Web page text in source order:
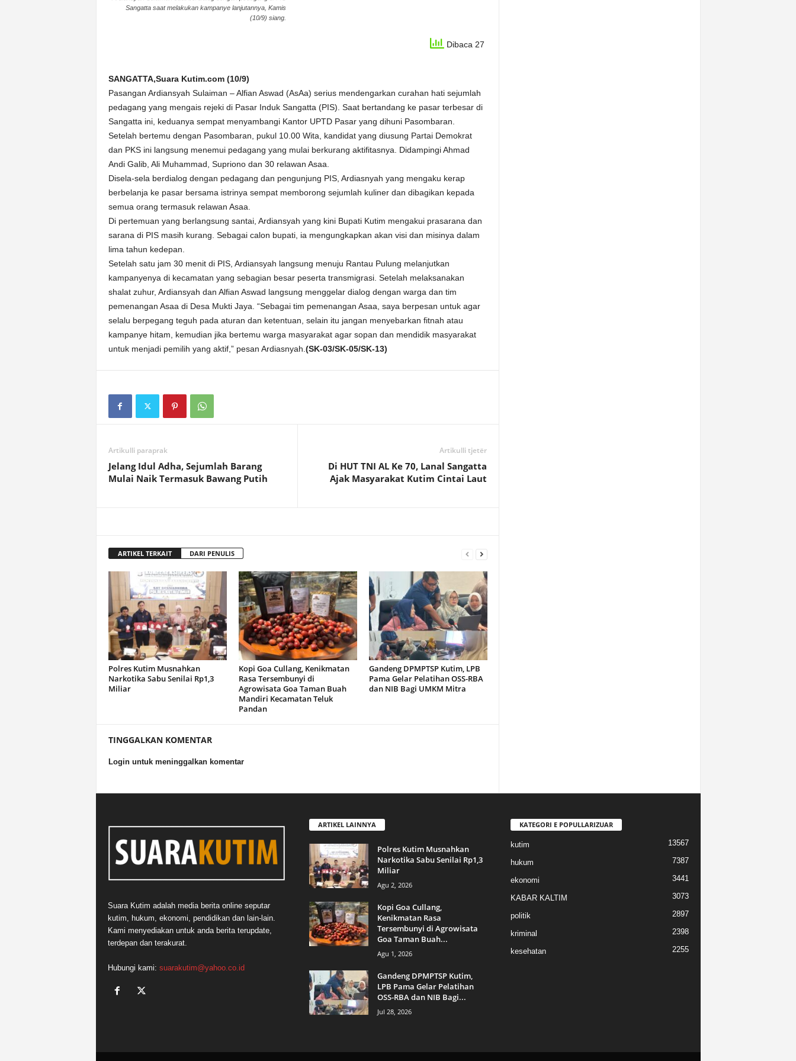
Sangatta saat melakukan kampanye lanjutannya, Kamis
(10/9) siang.
Dibaca 27
SANGATTA,Suara Kutim.com (10/9)
Pasangan Ardiansyah Sulaiman – Alfian Aswad (AsAa) serius mendengarkan curahan hati sejumlah
pedagang yang mengais rejeki di Pasar Induk Sangatta (PIS). Saat bertandang ke pasar terbesar di
Sangatta ini, keduanya sempat menyambangi Kantor UPTD Pasar yang dihuni Pasombaran.
Setelah bertemu dengan Pasombaran, pukul 10.00 Wita, kandidat yang diusung Partai Demokrat
dan PKS ini langsung menemui pedagang yang mulai berkurang aktifitasnya. Didampingi Ahmad
Andi Galib, Ali Muhammad, Supriono dan 30 relawan Asaa.
Disela-sela berdialog dengan pedagang dan pengunjung PIS, Ardiasnyah yang mengaku kerap
berbelanja ke pasar bersama istrinya sempat memborong sejumlah kuliner dan dibagikan kepada
semua orang termasuk relawan Asaa.
Di pertemuan yang berlangsung santai, Ardiansyah yang kini Bupati Kutim mengakui prasarana dan
sarana di PIS masih kurang. Sebagai calon bupati, ia mengungkapkan akan visi dan misinya dalam
lima tahun kedepan.
Setelah satu jam 30 menit di PIS, Ardiansyah langsung menuju Rantau Pulung melanjutkan
kampanyenya di kecamatan yang sebagian besar peserta transmigrasi. Setelah melaksanakan
shalat zuhur, Ardiansyah dan Alfian Aswad langsung menggelar dialog dengan warga dan tim
pemenangan Asaa di Desa Mukti Jaya. “Sebagai tim pemenangan Asaa, saya berpesan untuk agar
selalu berpegang teguh pada aturan dan ketentuan, selain itu jangan menyebarkan fitnah atau
kampanye hitam, kemudian jika bertemu warga masyarakat agar sopan dan mendidik masyarakat
untuk menjadi pemilih yang aktif,” pesan Ardiasnyah. (SK-03/SK-05/SK-13)
Artikulli paraprak
Jelang Idul Adha, Sejumlah Barang
Mulai Naik Termasuk Bawang Putih
Artikulli tjetër
Di HUT TNI AL Ke 70, Lanal Sangatta
Ajak Masyarakat Kutim Cintai Laut
ARTIKEL TERKAIT DARI PENULIS
Polres Kutim Musnahkan
Narkotika Sabu Senilai Rp1,3
Miliar
Kopi Goa Cullang, Kenikmatan
Rasa Tersembunyi di
Agrowisata Goa Taman Buah
Mandiri Kecamatan Teluk
Pandan
Gandeng DPMPTSP Kutim, LPB
Pama Gelar Pelatihan OSS-RBA
dan NIB Bagi UMKM Mitra
TINGGALKAN KOMENTAR
Login untuk meninggalkan komentar
Suara Kutim adalah media berita online seputar
kutim, hukum, ekonomi, pendidikan dan lain-lain.
Kami menyediakan untuk anda berita terupdate,
terdepan dan terakurat.
Hubungi kami: suarakutim@yahoo.co.id
ARTIKEL LAINNYA
Polres Kutim Musnahkan
Narkotika Sabu Senilai Rp1,3
Miliar
Agu 2, 2026
Kopi Goa Cullang,
Kenikmatan Rasa
Tersembunyi di Agrowisata
Goa Taman Buah...
Agu 1, 2026
Gandeng DPMPTSP Kutim,
LPB Pama Gelar Pelatihan
OSS-RBA dan NIB Bagi...
Jul 28, 2026
KATEGORI E POPULLARIZUAR
kutim 13567
hukum 7387
ekonomi 3441
KABAR KALTIM 3073
politik 2897
kriminal 2398
kesehatan 2255